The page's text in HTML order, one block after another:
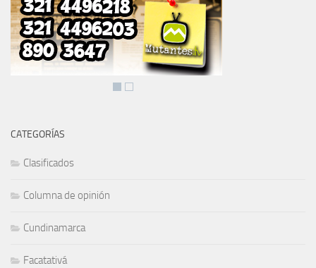
CATEGORÍAS
Clasificados
Columna de opinión
Cundinamarca
Facatativá